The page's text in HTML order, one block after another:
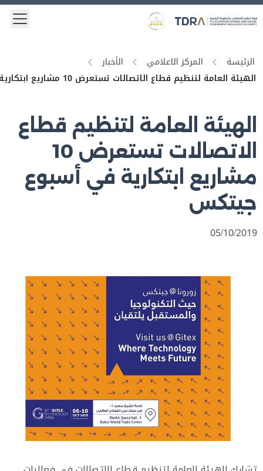
Logo
Gold star Logo
الرئيسة المركز الاعلامي
الأخبار
الهيئة العامة لتنظيم قطاع الاتصالات تستعرض 10 مشاريع ابتكارية في أسبوع جيتكس
الهيئة العامة لتنظيم قطاع
الاتصالات تستعرض 10
مشاريع ابتكارية في أسبوع
جيتكس
05/10/2019